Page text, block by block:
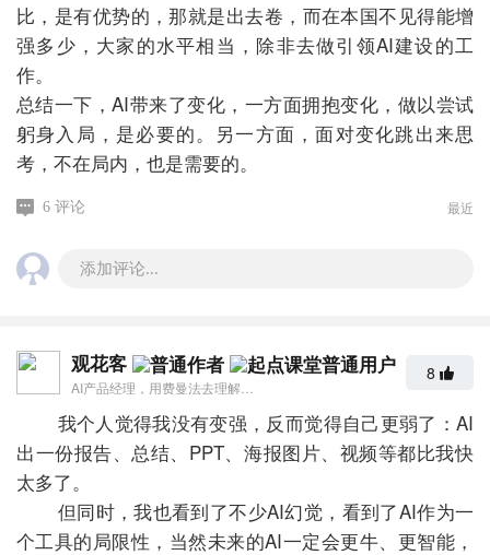
比，是有优势的，那就是出去卷，而在本国不见得能增
强多少，大家的水平相当，除非去做引领AI建设的工
作。
总结一下，AI带来了变化，一方面拥抱变化，做以尝试
躬身入局，是必要的。另一方面，面对变化跳出来思
考，不在局内，也是需要的。
6 评论 最近
添加评论...
观花客 8
我个人觉得我没有变强，反而觉得自己更弱了：AI
出一份报告、总结、PPT、海报图片、视频等都比我快
太多了。
但同时，我也看到了不少AI幻觉，看到了AI作为一
个工具的局限性，当然未来的AI一定会更牛、更智能，